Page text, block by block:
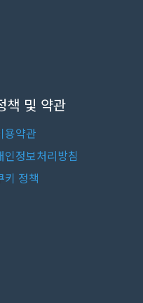
책 및 약관
용약관
인정보처리방침
키 정책